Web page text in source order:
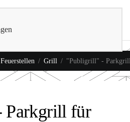
Feuerstellen Grill
"Publigrill" -
für